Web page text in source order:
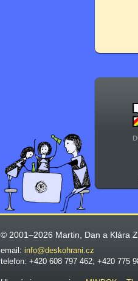
© 2001–2026 Martin, Dan a Klára
email: info@deskohrani.cz
telefon: +420 608 797 462; +420 775